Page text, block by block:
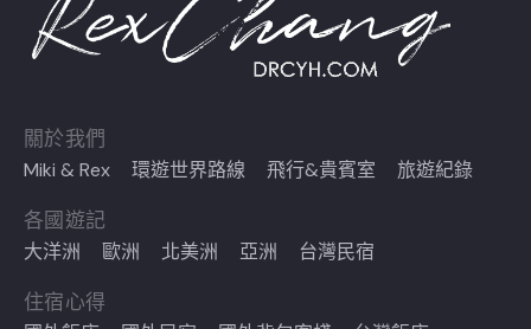
關於我們
Miki & Rex 環遊世界路線 飛行&貴賓室 旅遊紀錄
各國遊記
大洋洲 歐洲 北美洲 亞洲 台灣民宿
住宿心得